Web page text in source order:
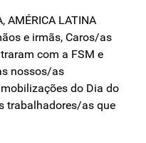
AMÉRICA LATINA
e irmãs, Caros/as
com a FSM e
nossos/as
do Dia do
trabalhadores/as que